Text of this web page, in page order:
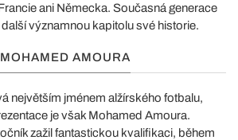
ani Německa. Současná generace
významnou kapitolu své historie.
AMOURA
největším jménem alžírského fotbalu,
je však Mohamed Amoura.
zažil fantastickou kvalifikaci, během